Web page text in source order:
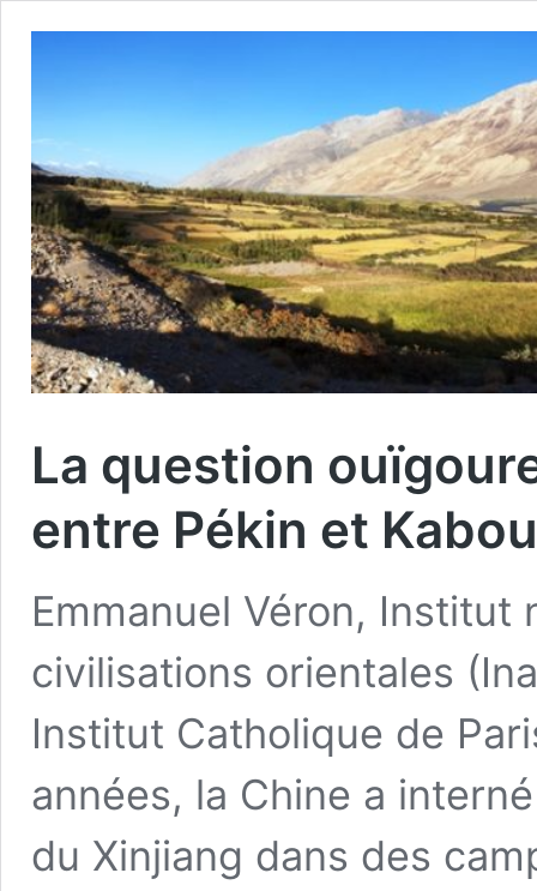
La question
entre Pékin et
Emmanuel Véron,
civilisations orientales
Institut Catholique de
années, la Chine a
du Xinjiang dans des